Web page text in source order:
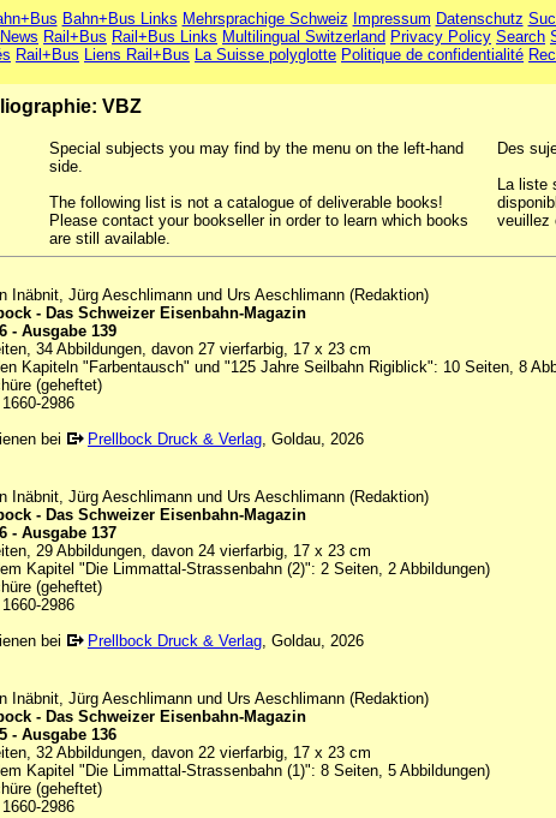
Bahn+Bus Links Mehrsprachige Schweiz Impressum Datenschutz
News Rail+Bus Rail+Bus Links Multilingual Switzerland Privacy Policy Search
Rail+Bus Liens Rail+Bus La Suisse polyglotte Politique de confidentialité
VBZ
Special subjects you may find by the menu on the left-hand
side.
The following list is not a catalogue of deliverable books!
Please contact your bookseller in order to learn which books
are still available.
Des
La liste
veuillez
Inäbnit, Jürg Aeschlimann und Urs Aeschlimann (Redaktion)
- Das Schweizer Eisenbahn-Magazin
- Ausgabe 139
34 Abbildungen, davon 27 vierfarbig, 17 x 23 cm
Kapiteln "Farbentausch" und "125 Jahre Seilbahn Rigiblick": 10 Seiten, 8
(geheftet)
1660-2986
bei
Prellbock Druck & Verlag, Goldau, 2026
Inäbnit, Jürg Aeschlimann und Urs Aeschlimann (Redaktion)
- Das Schweizer Eisenbahn-Magazin
- Ausgabe 137
29 Abbildungen, davon 24 vierfarbig, 17 x 23 cm
Kapitel "Die Limmattal-Strassenbahn (2)": 2 Seiten, 2 Abbildungen)
(geheftet)
1660-2986
bei
Prellbock Druck & Verlag, Goldau, 2026
Inäbnit, Jürg Aeschlimann und Urs Aeschlimann (Redaktion)
- Das Schweizer Eisenbahn-Magazin
- Ausgabe 136
32 Abbildungen, davon 22 vierfarbig, 17 x 23 cm
Kapitel "Die Limmattal-Strassenbahn (1)": 8 Seiten, 5 Abbildungen)
(geheftet)
1660-2986